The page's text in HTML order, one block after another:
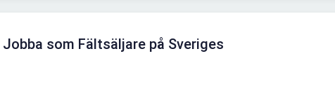
som Fältsäljare på Sveriges